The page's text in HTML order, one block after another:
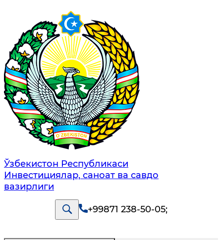
Ўзбекистон Республикаси
Инвестициялар, саноат ва савдо
вазирлиги
+99871 238-50-05;